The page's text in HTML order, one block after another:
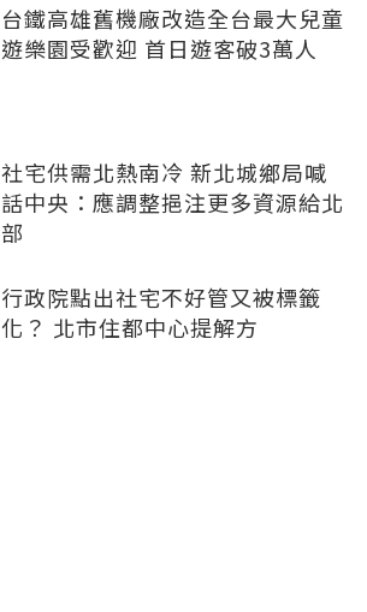
台鐵高雄舊機廠改造全台最大兒童
遊樂園受歡迎 首日遊客破3萬人
社宅供需北熱南冷 新北城鄉局喊
話中央：應調整挹注更多資源給北
部
行政院點出社宅不好管又被標籤
化？ 北市住都中心提解方